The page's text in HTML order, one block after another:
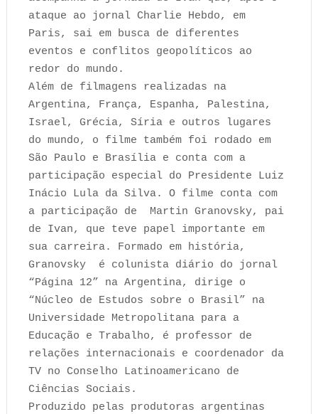
ataque ao jornal Charlie Hebdo, em
Paris, sai em busca de diferentes
eventos e conflitos geopolíticos ao
redor do mundo.
Além de filmagens realizadas na
Argentina, França, Espanha, Palestina,
Israel, Grécia, Síria e outros lugares
do mundo, o filme também foi rodado em
São Paulo e Brasília e conta com a
participação especial do Presidente Luiz
Inácio Lula da Silva. O filme conta com
a participação de
Martin Granovsky, pai
de Ivan, que teve papel importante em
sua carreira. Formado em história,
Granovsky
é colunista diário do jornal
“Página 12” na Argentina, dirige o
“Núcleo de Estudos sobre o Brasil” na
Universidade Metropolitana para a
Educação e Trabalho, é professor de
relações internacionais e coordenador da
TV no Conselho Latinoamericano de
Ciências Sociais.
Produzido pelas produtoras argentinas